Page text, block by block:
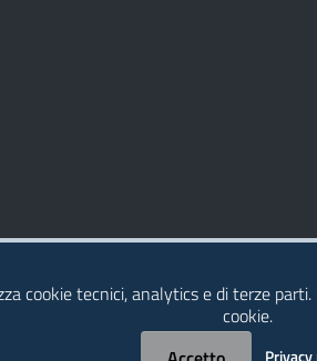
cookie tecnici, analytics e di terze
cookie.